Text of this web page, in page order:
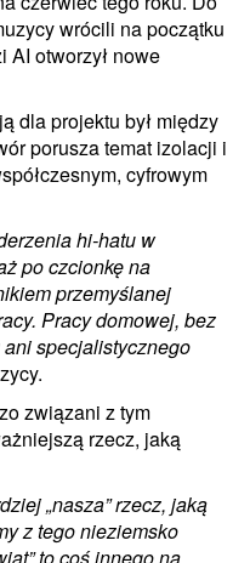
wrócili na początku
AI otworzył nowe
dla projektu był między
porusza temat izolacji i
cyfrowym
hi-hatu w
po czcionkę na
przemyślanej
Pracy domowej, bez
specjalistycznego
związani z tym
rzecz, jaką
„nasza” rzecz, jaką
z tego nieziemsko
to coś innego na